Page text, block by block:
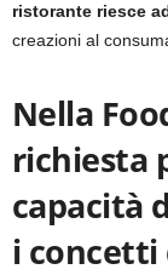
ristorante riesce
creazioni al
Nella
richiesta
capacità
i concetti